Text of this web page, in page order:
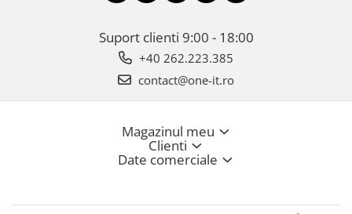
Suport clienti 9:00 - 18:00
+40 262.223.385
contact@one-it.ro
Magazinul meu
Clienti
Date comerciale